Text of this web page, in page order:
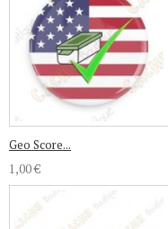
Geo Score...
1,00 €